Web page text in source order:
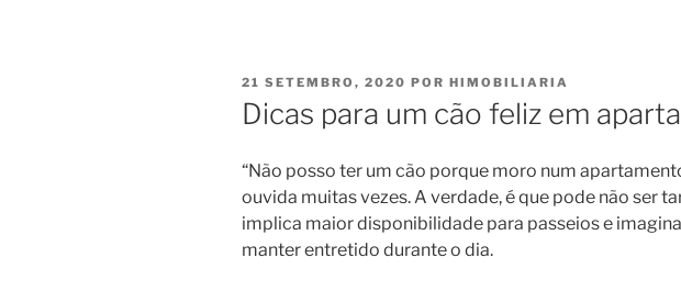
PUBLICADO
EM
21 SETEMBRO, 2020 POR HIMOBILIARIA
Dicas para um cão feliz em
“Não posso ter um cão porque moro num
ouvida muitas vezes. A verdade, é que pode não ser
implica maior disponibilidade para passeios e
manter entretido durante o dia.